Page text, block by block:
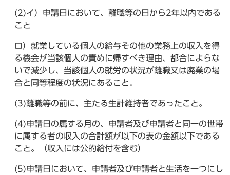
(2)イ）申請日において、離職等の日から2年以内である
こと
ロ）就業している個人の給与その他の業務上の収入を得
る機会が当該個人の責めに帰すべき理由、都合によらな
いで減少し、当該個人の就労の状況が離職又は廃業の場
合と同等程度の状況にあること。
(3)離職等の前に、主たる生計維持者であったこと。
(4)申請日の属する月の、申請者及び申請者と同一の世帯
に属する者の収入の合計額が以下の表の金額以下である
こと。（収入には公的給付を含む）
(5)申請日において、申請者及び申請者と生活を一つにし